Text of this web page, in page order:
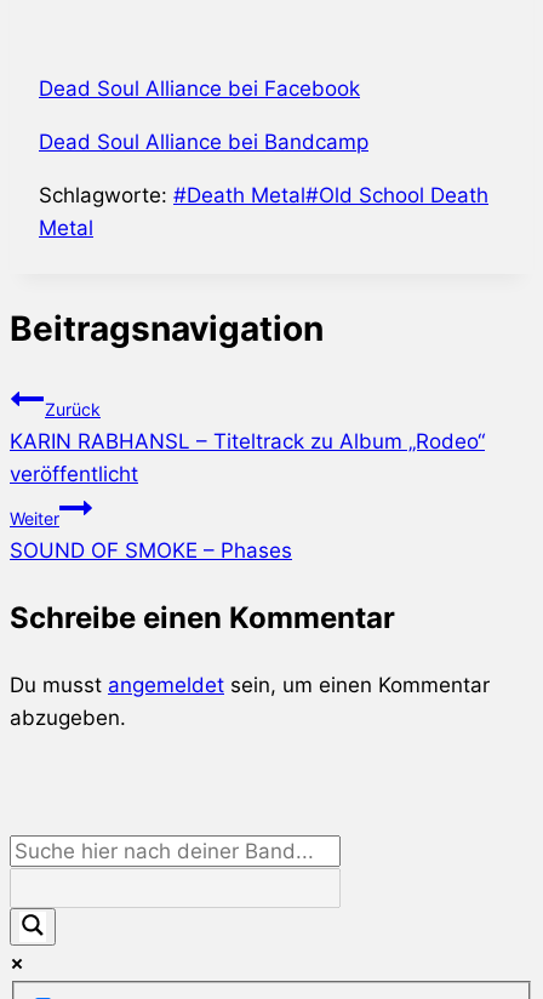
Dead Soul Alliance bei Facebook
Dead Soul Alliance bei Bandcamp
Schlagworte: #Death Metal#Old School Death
Metal
Beitragsnavigation
Zurück
KARIN RABHANSL – Titeltrack zu Album „Rodeo“
veröffentlicht
Weiter
SOUND OF SMOKE – Phases
Schreibe einen Kommentar
Du musst angemeldet sein, um einen Kommentar
abzugeben.